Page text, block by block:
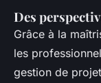
Des
Grâce à la
les
gestion de